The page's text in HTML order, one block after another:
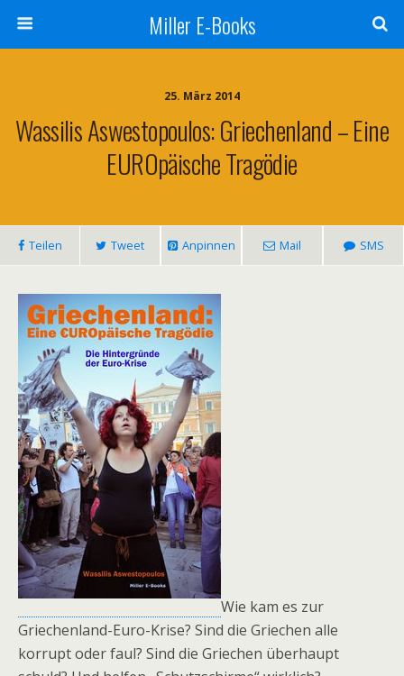
Miller E-Books
25. März 2014
Wassilis Aswestopoulos: Griechenland – Eine
EUROpäische Tragödie
Teilen Tweet Anpinnen Mail SMS
Wie kam es zur
Griechenland-Euro-Krise? Sind die Griechen alle
korrupt oder faul? Sind die Griechen überhaupt